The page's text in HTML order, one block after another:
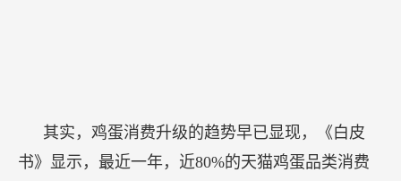
其实，鸡蛋消费升级的趋势早已显现，《白皮
书》显示，最近一年，近80%的天猫鸡蛋品类消费